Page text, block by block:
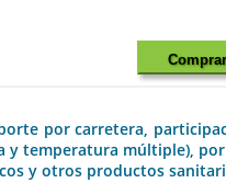
por carretera,
temperatura múltiple),
y otros productos